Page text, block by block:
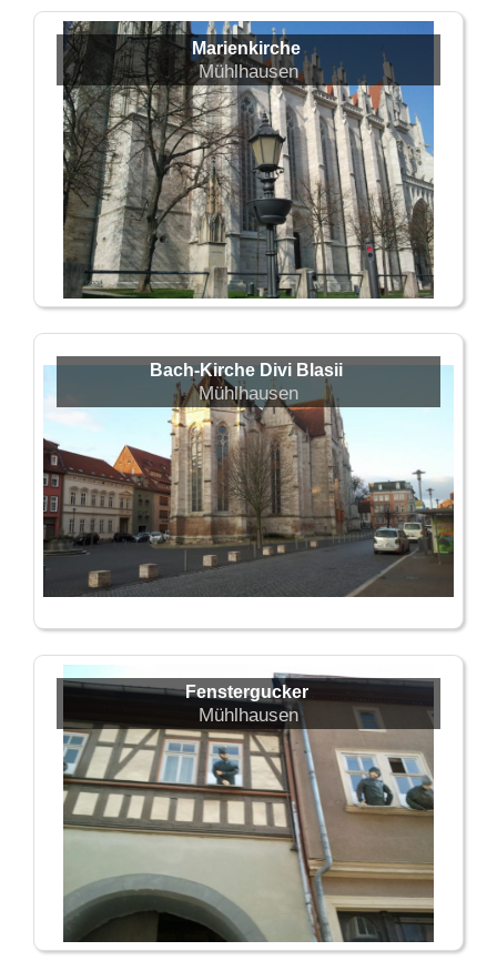
Marienkirche
Mühlhausen
Bach-Kirche Divi Blasii
Mühlhausen
Fenstergucker
Mühlhausen